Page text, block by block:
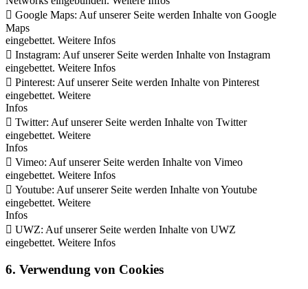
 Google Maps: Auf unserer Seite werden Inhalte von Google
Maps
eingebettet. Weitere Infos
 Instagram: Auf unserer Seite werden Inhalte von Instagram
eingebettet. Weitere Infos
 Pinterest: Auf unserer Seite werden Inhalte von Pinterest
eingebettet. Weitere
Infos
 Twitter: Auf unserer Seite werden Inhalte von Twitter
eingebettet. Weitere
Infos
 Vimeo: Auf unserer Seite werden Inhalte von Vimeo
eingebettet. Weitere Infos
 Youtube: Auf unserer Seite werden Inhalte von Youtube
eingebettet. Weitere
Infos
 UWZ: Auf unserer Seite werden Inhalte von UWZ
eingebettet. Weitere Infos
6. Verwendung von Cookies